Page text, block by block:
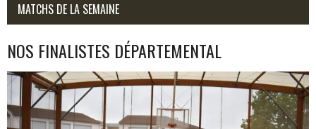
MATCHS DE LA SEMAINE
NOS FINALISTES DÉPARTEMENTAL